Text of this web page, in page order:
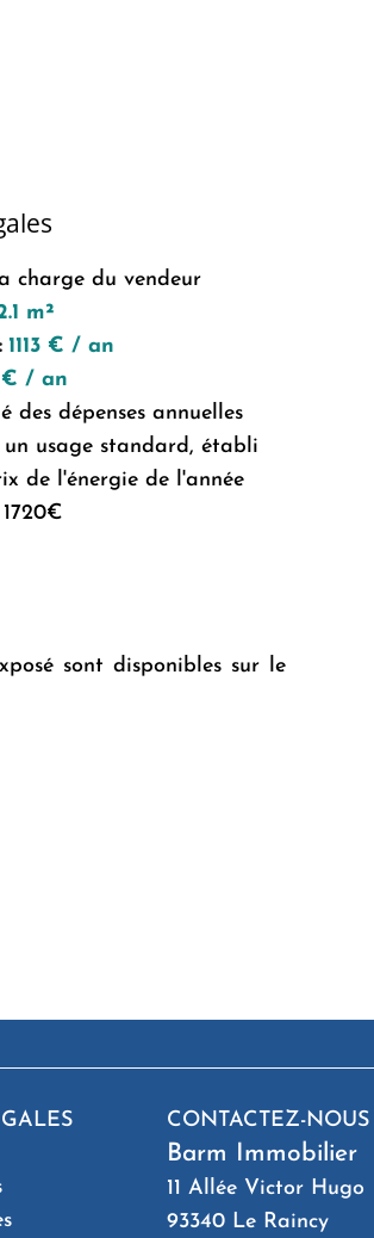
charge du vendeur
m²
1113 € / an
€ / an
des dépenses annuelles
usage standard, établi
de l'énergie de l'année
sont disponibles sur le
CONTACTEZ-NOUS
Barm Immobilier
11 Allée Victor Hugo
93340 Le Raincy